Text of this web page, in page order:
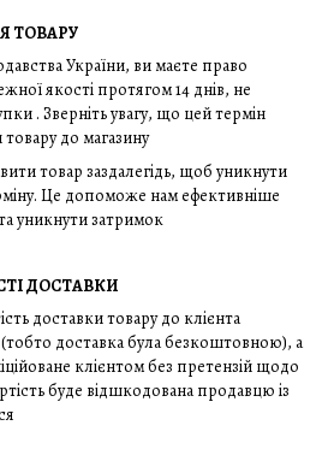
ТОВАРУ
України, ви маєте право
якості протягом 14 днів, не
. Зверніть увагу, що цей термін
до магазину
товар заздалегідь, щоб уникнути
Це допоможе нам ефективніше
уникнути затримок
ДОСТАВКИ
доставки товару до клієнта
доставка була безкоштовною), а
клієнтом без претензій щодо
буде відшкодована продавцю із